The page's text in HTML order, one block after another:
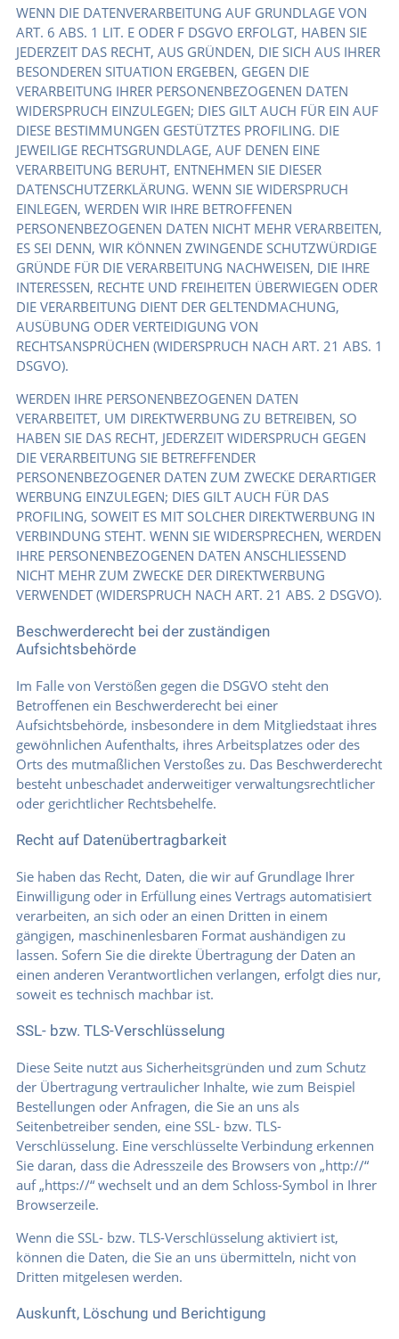
WENN DIE DATENVERARBEITUNG AUF GRUNDLAGE VON
ART. 6 ABS. 1 LIT. E ODER F DSGVO ERFOLGT, HABEN SIE
JEDERZEIT DAS RECHT, AUS GRÜNDEN, DIE SICH AUS IHRER
BESONDEREN SITUATION ERGEBEN, GEGEN DIE
VERARBEITUNG IHRER PERSONENBEZOGENEN DATEN
WIDERSPRUCH EINZULEGEN; DIES GILT AUCH FÜR EIN AUF
DIESE BESTIMMUNGEN GESTÜTZTES PROFILING. DIE
JEWEILIGE RECHTSGRUNDLAGE, AUF DENEN EINE
VERARBEITUNG BERUHT, ENTNEHMEN SIE DIESER
DATENSCHUTZERKLÄRUNG. WENN SIE WIDERSPRUCH
EINLEGEN, WERDEN WIR IHRE BETROFFENEN
PERSONENBEZOGENEN DATEN NICHT MEHR VERARBEITEN,
ES SEI DENN, WIR KÖNNEN ZWINGENDE SCHUTZWÜRDIGE
GRÜNDE FÜR DIE VERARBEITUNG NACHWEISEN, DIE IHRE
INTERESSEN, RECHTE UND FREIHEITEN ÜBERWIEGEN ODER
DIE VERARBEITUNG DIENT DER GELTENDMACHUNG,
AUSÜBUNG ODER VERTEIDIGUNG VON
RECHTSANSPRÜCHEN (WIDERSPRUCH NACH ART. 21 ABS. 1
DSGVO).
WERDEN IHRE PERSONENBEZOGENEN DATEN
VERARBEITET, UM DIREKTWERBUNG ZU BETREIBEN, SO
HABEN SIE DAS RECHT, JEDERZEIT WIDERSPRUCH GEGEN
DIE VERARBEITUNG SIE BETREFFENDER
PERSONENBEZOGENER DATEN ZUM ZWECKE DERARTIGER
WERBUNG EINZULEGEN; DIES GILT AUCH FÜR DAS
PROFILING, SOWEIT ES MIT SOLCHER DIREKTWERBUNG IN
VERBINDUNG STEHT. WENN SIE WIDERSPRECHEN, WERDEN
IHRE PERSONENBEZOGENEN DATEN ANSCHLIESSEND
NICHT MEHR ZUM ZWECKE DER DIREKTWERBUNG
VERWENDET (WIDERSPRUCH NACH ART. 21 ABS. 2 DSGVO).
Beschwerderecht bei der zuständigen
Aufsichtsbehörde
Im Falle von Verstößen gegen die DSGVO steht den
Betroffenen ein Beschwerderecht bei einer
Aufsichtsbehörde, insbesondere in dem Mitgliedstaat ihres
gewöhnlichen Aufenthalts, ihres Arbeitsplatzes oder des
Orts des mutmaßlichen Verstoßes zu. Das Beschwerderecht
besteht unbeschadet anderweitiger verwaltungsrechtlicher
oder gerichtlicher Rechtsbehelfe.
Recht auf Datenübertragbarkeit
Sie haben das Recht, Daten, die wir auf Grundlage Ihrer
Einwilligung oder in Erfüllung eines Vertrags automatisiert
verarbeiten, an sich oder an einen Dritten in einem
gängigen, maschinenlesbaren Format aushändigen zu
lassen. Sofern Sie die direkte Übertragung der Daten an
einen anderen Verantwortlichen verlangen, erfolgt dies nur,
soweit es technisch machbar ist.
SSL- bzw. TLS-Verschlüsselung
Diese Seite nutzt aus Sicherheitsgründen und zum Schutz
der Übertragung vertraulicher Inhalte, wie zum Beispiel
Bestellungen oder Anfragen, die Sie an uns als
Seitenbetreiber senden, eine SSL- bzw. TLS-
Verschlüsselung. Eine verschlüsselte Verbindung erkennen
Sie daran, dass die Adresszeile des Browsers von „http://“
auf „https://“ wechselt und an dem Schloss-Symbol in Ihrer
Browserzeile.
Wenn die SSL- bzw. TLS-Verschlüsselung aktiviert ist,
können die Daten, die Sie an uns übermitteln, nicht von
Dritten mitgelesen werden.
Auskunft, Löschung und Berichtigung